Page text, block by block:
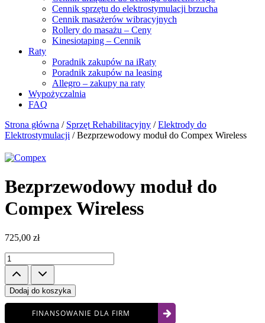
Cennik sprzętu do elektrostymulacji brzucha
Cennik masażerów wibracyjnych
Rollery do masażu – Ceny
Kinesiotaping – Cennik
Raty
Poradnik zakupów na iRaty
Poradnik zakupów na leasing
Allegro – zakupy na raty
Wypożyczalnia
FAQ
Strona główna / Sprzęt Rehabilitacyjny /Elektrody do
Elektrostymulacji / Bezprzewodowy moduł do Compex Wireless
Bezprzewodowy moduł do
Compex Wireless
725,00 zł
ilość
Bezprzewodowy
moduł
do
Compex
Wireless
Dodaj do koszyka
FINANSOWANIE DLA FIRM